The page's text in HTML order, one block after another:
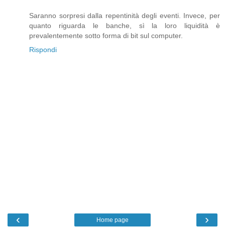
Saranno sorpresi dalla repentinità degli eventi. Invece, per
quanto riguarda le banche, sì la loro liquidità è
prevalentemente sotto forma di bit sul computer.
Rispondi
‹ ›
Home page